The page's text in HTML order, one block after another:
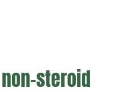
steroid